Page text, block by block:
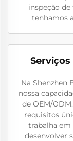
inspeção
tenhamos
Serviços
Na Shenzhen
nossa
de OEM/
requisitos
trabalha em
desenvolver